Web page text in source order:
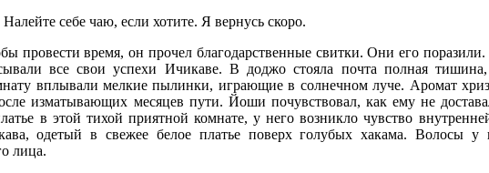
себе чаю, если хотите. Я вернусь скоро.
провести время, он прочел благодарственные свитки. Они его
все свои успехи Ичикаве. В доджо стояла почта полная
вплывали мелкие пылинки, играющие в солнечном луче. Аромат
изматывающих месяцев пути. Йоши почувствовал, как ему не
в этой тихой приятной комнате, у него возникло чувство
одетый в свежее белое платье поверх голубых хакама. Волосы у
лица.